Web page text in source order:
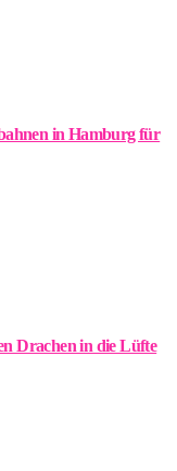
in Hamburg für
Drachen in die Lüfte